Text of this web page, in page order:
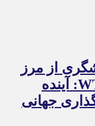
از مرز
یک تریلیون دلار گذشت/ WTTC: آینده
جهانی